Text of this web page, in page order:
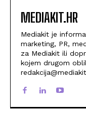
MEDIAKIT.HR
Mediakit je
marketing, PR,
za Mediakit ili
kojem drugom